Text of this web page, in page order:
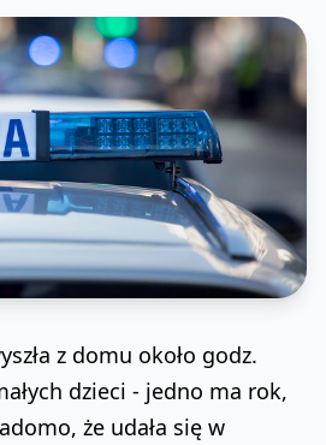
z domu około godz.
dzieci - jedno ma rok,
że udała się w